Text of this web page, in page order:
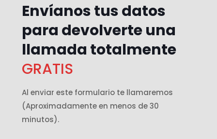
Envíanos tus datos
para devolverte una
llamada totalmente
GRATIS
Al enviar este formulario te llamaremos
(Aproximadamente en menos de 30
minutos).